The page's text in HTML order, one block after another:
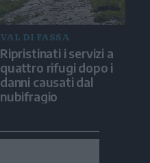
VAL DI FASSA
Ripristinati i servizi a
quattro rifugi dopo i
danni causati dal
nubifragio